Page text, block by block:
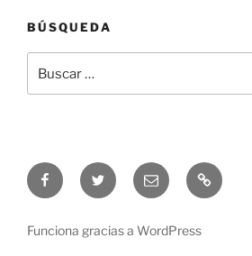
BÚSQUEDA
por:
Síguenos
en
Síguenos
en
Correo
electrónico
Audio
en
Funciona gracias a WordPress